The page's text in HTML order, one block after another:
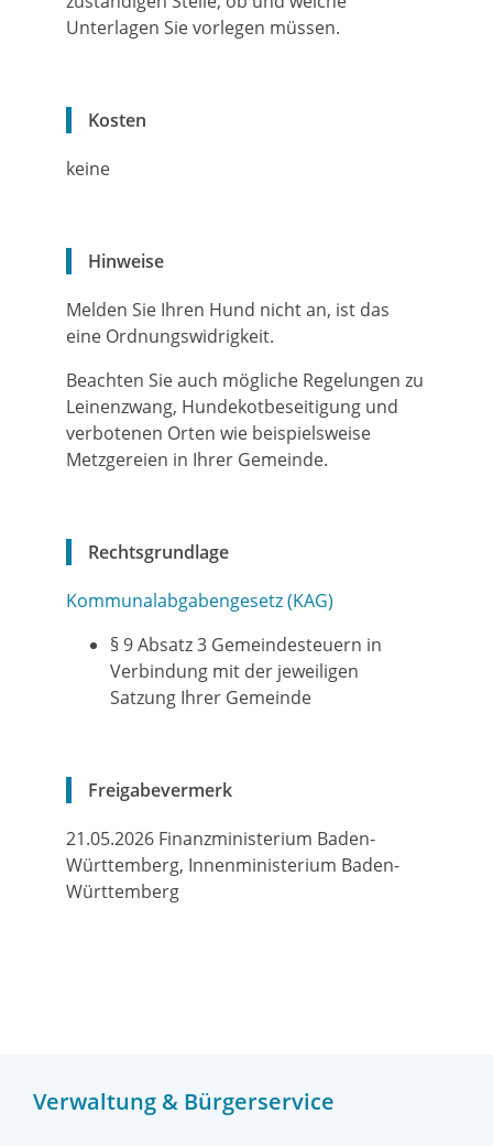
Verwaltung & Bürgerservice
Unterlagen Sie vorlegen müssen.
Kosten
keine
Hinweise
Melden Sie Ihren Hund nicht an, ist das
eine Ordnungswidrigkeit.
Beachten Sie auch mögliche Regelungen zu
Leinenzwang, Hundekotbeseitigung und
verbotenen Orten wie beispielsweise
Metzgereien in Ihrer Gemeinde.
Rechtsgrundlage
Kommunalabgabengesetz (KAG)
§ 9 Absatz 3 Gemeindesteuern in
Verbindung mit der jeweiligen
Satzung Ihrer Gemeinde
Freigabevermerk
21.05.2026 Finanzministerium Baden-
Württemberg, Innenministerium Baden-
Württemberg